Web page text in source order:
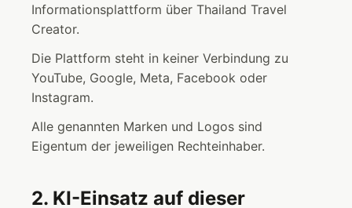
Informationsplattform über Thailand Travel
Creator.
Die Plattform steht in keiner Verbindung zu
YouTube, Google, Meta, Facebook oder
Instagram.
Alle genannten Marken und Logos sind
Eigentum der jeweiligen Rechteinhaber.
2. KI-Einsatz auf dieser